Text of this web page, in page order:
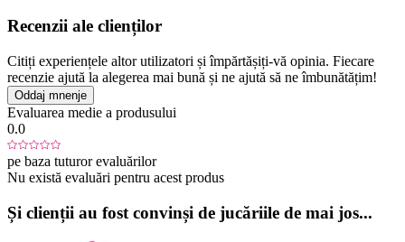
Recenzii ale clienților
Citiți experiențele altor utilizatori și împărtășiți-vă opinia. Fiecare
recenzie ajută la alegerea mai bună și ne ajută să ne îmbunătățim!
Oddaj mnenje
Evaluarea medie a produsului
0.0
pe baza tuturor evaluărilor
Nu există evaluări pentru acest produs
Și clienții au fost convinși de jucăriile de mai jos...